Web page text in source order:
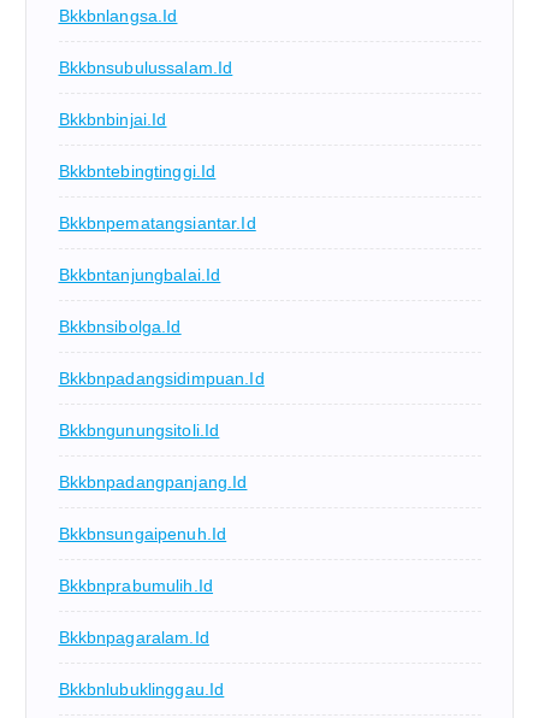
Bkkbnlangsa.id
Bkkbnsubulussalam.id
Bkkbnbinjai.id
Bkkbntebingtinggi.id
Bkkbnpematangsiantar.id
Bkkbntanjungbalai.id
Bkkbnsibolga.id
Bkkbnpadangsidimpuan.id
Bkkbngunungsitoli.id
Bkkbnpadangpanjang.id
Bkkbnsungaipenuh.id
Bkkbnprabumulih.id
Bkkbnpagaralam.id
Bkkbnlubuklinggau.id